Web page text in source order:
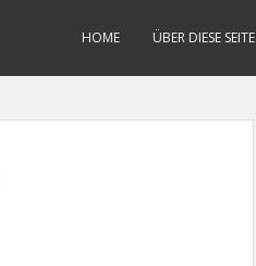
HOME ÜBER DIESE SEITE